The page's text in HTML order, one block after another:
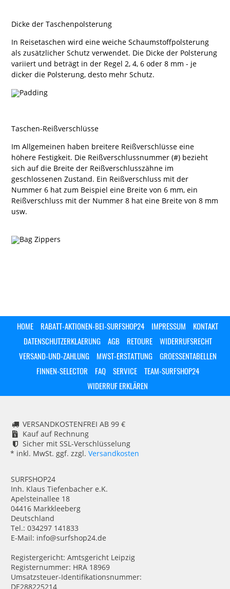
Dicke der Taschenpolsterung
In Reisetaschen wird eine weiche Schaumstoffpolsterung
als zusätzlicher Schutz verwendet. Die Dicke der Polsterung
variiert und beträgt in der Regel 2, 4, 6 oder 8 mm - je
dicker die Polsterung, desto mehr Schutz.
Taschen-Reißverschlüsse
Im Allgemeinen haben breitere Reißverschlüsse eine
höhere Festigkeit. Die Reißverschlussnummer (#) bezieht
sich auf die Breite der Reißverschlusszähne im
geschlossenen Zustand. Ein Reißverschluss mit der
Nummer 6 hat zum Beispiel eine Breite von 6 mm, ein
Reißverschluss mit der Nummer 8 hat eine Breite von 8 mm
usw.
HOME RABATT-AKTIONEN-BEI-SURFSHOP24 IMPRESSUM
KONTAKT
DATENSCHUTZERKLAERUNG
AGB RETOURE
WIDERRUFSRECHT
VERSAND-UND-ZAHLUNG
MWST-ERSTATTUNG
GROESSENTABELLEN
FINNEN-SELECTOR
FAQ SERVICE
TEAM-SURFSHOP24
WIDERRUF ERKLÄREN
VERSANDKOSTENFREI AB 99 €
Kauf auf Rechnung
Sicher mit SSL-Verschlüsselung
* inkl. MwSt. ggf. zzgl. Versandkosten
SURFSHOP24
Inh. Klaus Tiefenbacher e.K.
Apelsteinallee 18
04416 Markkleeberg
Deutschland
Tel.: 034297 141833
E-Mail: info@surfshop24.de
Registergericht: Amtsgericht Leipzig
Registernummer: HRA 18969
Umsatzsteuer-Identifikationsnummer:
DE288225214